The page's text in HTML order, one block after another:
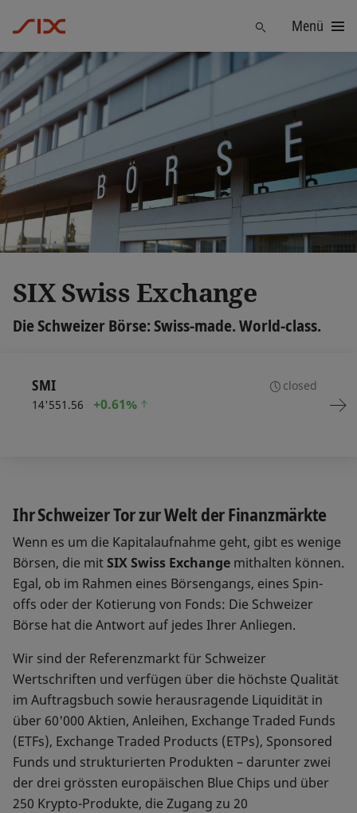
FindenMenü
SIX Swiss Exchange
Die Schweizer Börse: Swiss-made. World-class.
closed
SMI
14'551.56 +0.61%
Ihr Schweizer Tor zur Welt der Finanzmärkte
Wenn es um die Kapitalaufnahme geht, gibt es wenige
Börsen, die mitSIX Swiss Exchange mithalten können.
Egal, ob im Rahmen eines Börsengangs, eines Spin-
offs oder der Kotierung von Fonds: Die Schweizer
Börse hat die Antwort auf jedes Ihrer Anliegen.
Wir sind der Referenzmarkt für Schweizer
Wertschriften und verfügen über die höchste Qualität
im Auftragsbuch sowie herausragende Liquidität in
über 60'000 Aktien, Anleihen, Exchange Traded Funds
(ETFs), Exchange Traded Products (ETPs), Sponsored
Funds und strukturierten Produkten – darunter zwei
der drei grössten europäischen Blue Chips und über
250 Krypto-Produkte, die Zugang zu 20